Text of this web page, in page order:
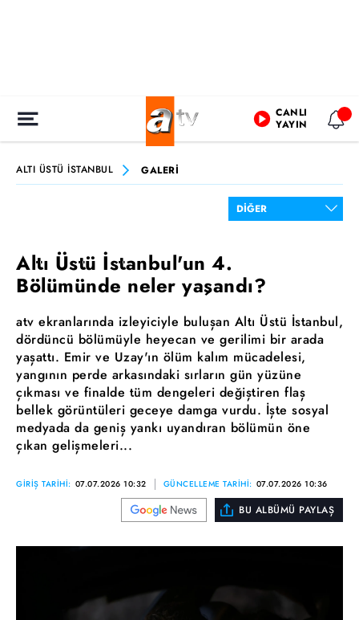
CANLI
YAYIN
ALTI ÜSTÜ İSTANBUL GALERİ
Altı Üstü İstanbul'un 4.
Bölümünde neler yaşandı?
atv ekranlarında izleyiciyle buluşan Altı Üstü İstanbul,
dördüncü bölümüyle heyecan ve gerilimi bir arada
yaşattı. Emir ve Uzay'ın ölüm kalım mücadelesi,
yangının perde arkasındaki sırların gün yüzüne
çıkması ve finalde tüm dengeleri değiştiren flaş
bellek görüntüleri geceye damga vurdu. İşte sosyal
medyada da geniş yankı uyandıran bölümün öne
çıkan gelişmeleri...
GİRİŞ TARİHİ: 07.07.2026 10:32 GÜNCELLEME TARİHİ: 07.07.2026 10:36
BU ALBÜMÜ PAYLAŞ